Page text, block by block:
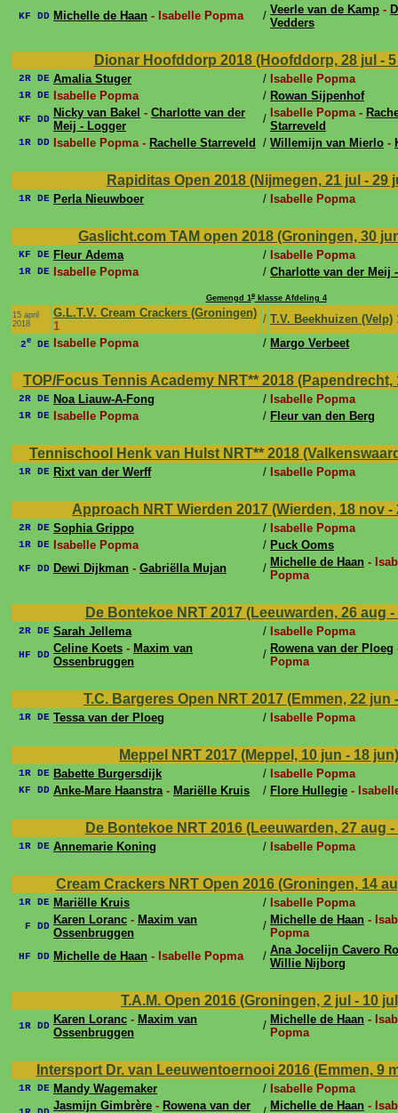
KF DD Michelle de Haan - Isabelle Popma / Veerle van de Kamp -
Vedders
Dionar Hoofddorp 2018 (Hoofddorp, 28 jul -
2R DE Amalia Stuger / Isabelle Popma
1R DE Isabelle Popma / Rowan Sijpenhof
KF DD Nicky van Bakel - Charlotte van der
Meij - Logger
/ Isabelle Popma -
Starreveld
1R DD Isabelle Popma - Rachelle Starreveld / Willemijn van Mierlo -
Rapiditas Open 2018 (Nijmegen, 21 jul - 29
1R DE Perla Nieuwboer / Isabelle Popma
Gaslicht.com TAM open 2018 (Groningen, 30
KF DE Fleur Adema / Isabelle Popma
1R DE Isabelle Popma / Charlotte van der Meij
Gemengd 1eklasse Afdeling 4
15 april
2018
G.L.T.V. Cream Crackers (Groningen)
1
/ T.V. Beekhuizen (Velp)
2e DE Isabelle Popma / Margo Verbeet
TOP/Focus Tennis Academy NRT** 2018 (Papendrecht,
2R DE Noa Liauw-A-Fong / Isabelle Popma
1R DE Isabelle Popma / Fleur van den Berg
Tennischool Henk van Hulst NRT** 2018
1R DE Rixt van der Werff / Isabelle Popma
Approach NRT Wierden 2017 (Wierden, 18 nov
2R DE Sophia Grippo / Isabelle Popma
1R DE Isabelle Popma / Puck Ooms
KF DD Dewi Dijkman - Gabriëlla Mujan / Michelle de Haan -
Popma
De Bontekoe NRT 2017 (Leeuwarden, 26 aug
2R DE Sarah Jellema / Isabelle Popma
HF DD Celine Koets - Maxim van
Ossenbruggen
/ Rowena van der Ploeg
Popma
T.C. Bargeres Open NRT 2017 (Emmen, 22 jun
1R DE Tessa van der Ploeg / Isabelle Popma
Meppel NRT 2017 (Meppel, 10 jun - 18
1R DE Babette Burgersdijk / Isabelle Popma
KF DD Anke-Mare Haanstra- Mariëlle Kruis / Flore Hullegie -
De Bontekoe NRT 2016 (Leeuwarden, 27 aug
1R DE Annemarie Koning / Isabelle Popma
Cream Crackers NRT Open 2016 (Groningen, 14
1R DE Mariëlle Kruis / Isabelle Popma
F DD Karen Loranc - Maxim van
Ossenbruggen
/ Michelle de Haan -
Popma
HF DD Michelle de Haan - Isabelle Popma / Ana Jocelijn Cavero
Willie Nijborg
T.A.M. Open 2016 (Groningen, 2 jul - 10
1R DD Karen Loranc - Maxim van
Ossenbruggen
/ Michelle de Haan -
Popma
Intersport Dr. van Leeuwentoernooi 2016 (Emmen, 9
1R DE Mandy Wagemaker / Isabelle Popma
Jasmijn Gimbrère - Rowena van der
Michelle de Haan -